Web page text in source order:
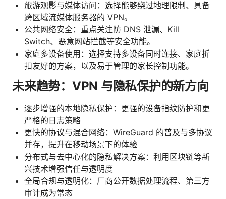
旅游观影与媒体访问：选择能够绕过地理限制、具备
跨区域流媒体服务器的 VPN。
公共网络安全：重点关注防 DNS 泄漏、Kill
Switch、恶意网站拦截等安全功能。
家庭多设备使用：选择支持多设备同时连接、家庭折
扣友好的方案，以及易于管理的家长控制功能。
未来趋势：VPN 与隐私保护的新方向
逐步增强的本地隐私保护：更强的设备指纹防护和更
严格的日志策略
更快的协议与混合网络：WireGuard 的普及与多协议
并存，提升在移动场景下的体验
分布式与去中心化的隐私解决方案：利用区块链等新
兴技术增强信任与透明度
全局合规与透明化：厂商公开数据处理流程、第三方
审计成为常态